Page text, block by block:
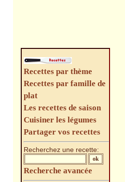
Recettes par thème
Recettes par famille de
plat
Les recettes de saison
Cuisiner les légumes
Partager vos recettes
Recherchez une recette:
Recherche avancée